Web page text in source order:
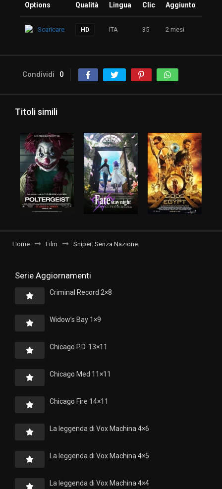
Options Qualità Lingua Clic Aggiunto
Scaricare HD ITA 35 2 mesi
Condividi 0
Titoli simili
Home Film Sniper: Senza Nazione
Serie Aggiornamenti
Criminal Record 2×8
Widow’s Bay 1×9
Chicago P.D. 13×11
Chicago Med 11×11
Chicago Fire 14×11
La leggenda di Vox Machina 4×6
La leggenda di Vox Machina 4×5
La leggenda di Vox Machina 4×4